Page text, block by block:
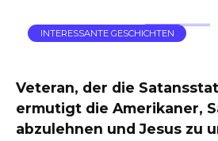
INTERESSANTE GESCHICHTEN
Veteran, der die
ermutigt die Amerikaner,
abzulehnen und Jesus zu